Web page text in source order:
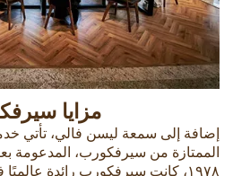
مزايا
إضافة إلى سمعة ليسن فالي، تأتي
الممتازة من سيرفكورب، المدعومة
۱۹٧۸، كانت سيرفكورب رائدة